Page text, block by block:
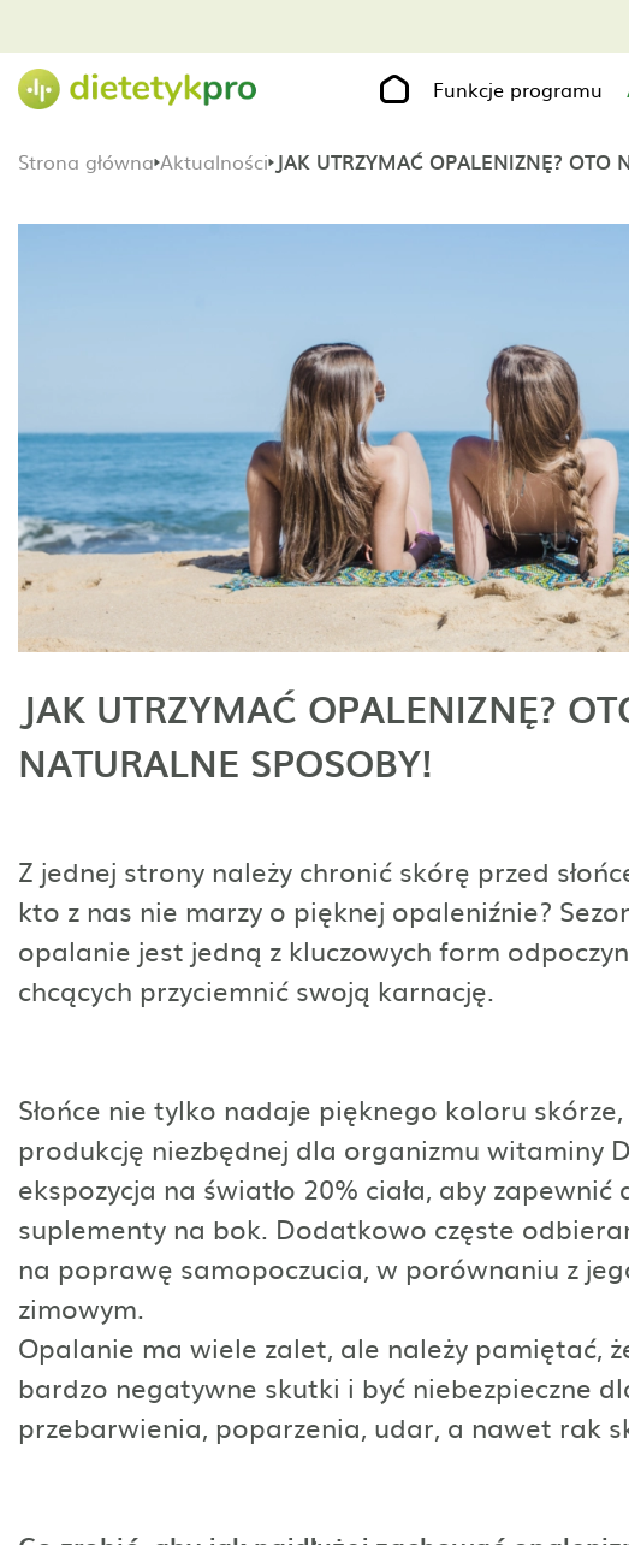
Funkcje programu
Strona główna Aktualności JAK UTRZYMAĆ OPALENIZNĘ? OTO
JAK UTRZYMAĆ OPALENIZNĘ?
NATURALNE SPOSOBY!
Z jednej strony należy chronić skórę przed
kto z nas nie marzy o pięknej opaleniźnie?
opalanie jest jedną z kluczowych form
chcących przyciemnić swoją karnację.
Słońce nie tylko nadaje pięknego koloru
produkcję niezbędnej dla organizmu witaminy
ekspozycja na światło 20% ciała, aby
suplementy na bok. Dodatkowo częste
na poprawę samopoczucia, w porównaniu z
zimowym.
Opalanie ma wiele zalet, ale należy pamiętać,
bardzo negatywne skutki i być niebezpieczne
przebarwienia, poparzenia, udar, a nawet rak